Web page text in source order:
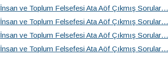
İnsan ve Toplum Felsefesi Ata Aöf Çıkmış Sorular…
İnsan ve Toplum Felsefesi Ata Aöf Çıkmış Sorular…
İnsan ve Toplum Felsefesi Ata Aöf Çıkmış Sorular…
İnsan ve Toplum Felsefesi Ata Aöf Çıkmış Sorular…